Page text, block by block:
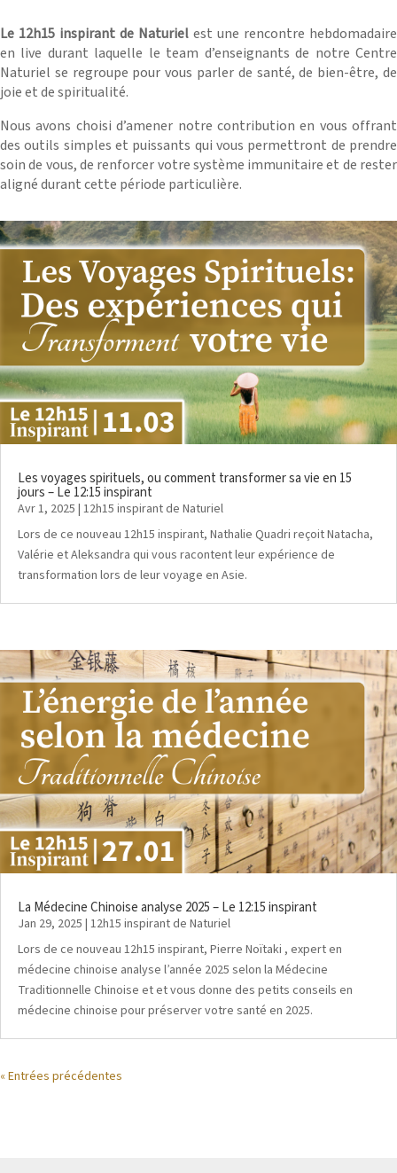
Le 12h15 inspirant de Naturiel est une rencontre hebdomadaire
en live durant laquelle le team d’enseignants de notre Centre
Naturiel se regroupe pour vous parler de santé, de bien-être, de
joie et de spiritualité.
Nous avons choisi d’amener notre contribution en vous offrant
des outils simples et puissants qui vous permettront de prendre
soin de vous, de renforcer votre système immunitaire et de rester
aligné durant cette période particulière.
Les voyages spirituels, ou comment transformer sa vie en 15
jours – Le 12:15 inspirant
Avr 1, 2025 | 12h15 inspirant de Naturiel
Lors de ce nouveau 12h15 inspirant, Nathalie Quadri reçoit Natacha,
Valérie et Aleksandra qui vous racontent leur expérience de
transformation lors de leur voyage en Asie.
La Médecine Chinoise analyse 2025 – Le 12:15 inspirant
Jan 29, 2025 | 12h15 inspirant de Naturiel
Lors de ce nouveau 12h15 inspirant, Pierre Noïtaki , expert en
médecine chinoise analyse l’année 2025 selon la Médecine
Traditionnelle Chinoise et et vous donne des petits conseils en
médecine chinoise pour préserver votre santé en 2025.
« Entrées précédentes